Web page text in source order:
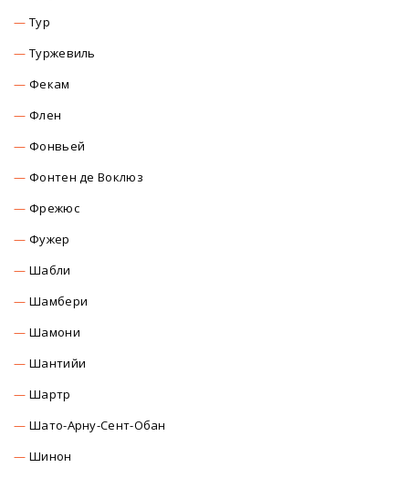
Тур
Туржевиль
Фекам
Флен
Фонвьей
Фонтен де Воклюз
Фрежюс
Фужер
Шабли
Шамбери
Шамони
Шантийи
Шартр
Шато-Арну-Сент-Обан
Шинон